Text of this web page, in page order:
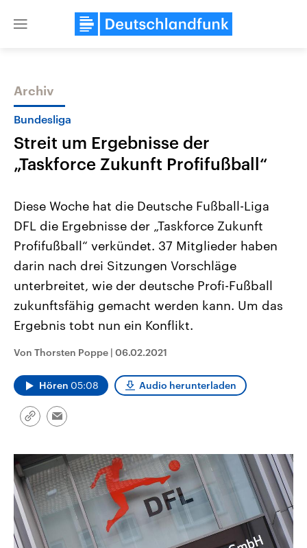
Close
Themen
Landtagswahl Sachsen-Anhalt
2026
Alle Informationen
Sachsen-Anhalt wählt am 6.
September 2026 einen neuen
Landtag. Seit 2021 wird das
Bundesland von einer Koalition aus
CDU, SPD und FDP regiert.-
Umfragen, Prognosen,
und Hintergründe zu den Parteien
und Kandidaten der anstehenden
USA
Aktuelle Beiträge,
Hintergründe
Wirtschaftlich und
gehören die Vereinigten
den mächtigsten Ländern
mit großem Einfluss auf
Sendungen Programm
Audio-Archiv
Archiv
Bundesliga
Streit um Ergebnisse der
„Taskforce Zukunft Profifußball“
Diese Woche hat die Deutsche Fußball-Liga
DFL die Ergebnisse der „Taskforce Zukunft
Profifußball“ verkündet. 37 Mitglieder haben
darin nach drei Sitzungen Vorschläge
unterbreitet, wie der deutsche Profi-Fußball
zukunftsfähig gemacht werden kann. Um das
Ergebnis tobt nun ein Konflikt.
Von Thorsten Poppe | 06.02.2021
Hören 05:08 Audio herunterladen
Link
Email